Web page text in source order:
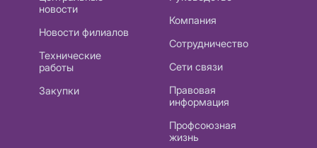
новости
Новости филиалов
Технические
работы
Закупки
Компания
Сотрудничество
Сети связи
Правовая
информация
Профсоюзная
жизнь